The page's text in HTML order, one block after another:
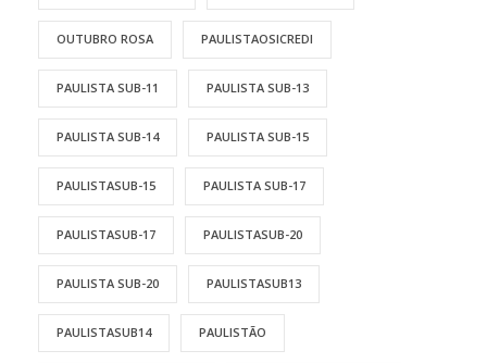
OUTUBRO ROSA PAULISTAOSICREDI
PAULISTA SUB-11 PAULISTA SUB-13
PAULISTA SUB-14 PAULISTA SUB-15
PAULISTASUB-15 PAULISTA SUB-17
PAULISTASUB-17 PAULISTASUB-20
PAULISTA SUB-20 PAULISTASUB13
PAULISTASUB14 PAULISTÃO